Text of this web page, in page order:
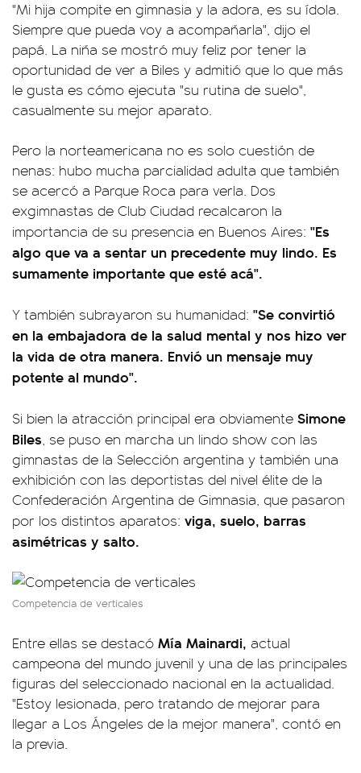
"Mi hija compite en gimnasia y la adora, es su ídola.
Siempre que pueda voy a acompañarla", dijo el
papá. La niña se mostró muy feliz por tener la
oportunidad de ver a Biles y admitió que lo que más
le gusta es cómo ejecuta "su rutina de suelo",
casualmente su mejor aparato.
Pero la norteamericana no es solo cuestión de
nenas: hubo mucha parcialidad adulta que también
se acercó a Parque Roca para verla. Dos
exgimnastas de Club Ciudad recalcaron la
importancia de su presencia en Buenos Aires: "Es
algo que va a sentar un precedente muy lindo. Es
sumamente importante que esté acá".
Y también subrayaron su humanidad: "Se convirtió
en la embajadora de la salud mental y nos hizo ver
la vida de otra manera. Envió un mensaje muy
potente al mundo".
Si bien la atracción principal era obviamente Simone
Biles, se puso en marcha un lindo show con las
gimnastas de la Selección argentina y también una
exhibición con las deportistas del nivel élite de la
Confederación Argentina de Gimnasia, que pasaron
por los distintos aparatos: viga, suelo, barras
asimétricas y salto.
Competencia de verticales
Entre ellas se destacó Mía Mainardi, actual
campeona del mundo juvenil y una de las principales
figuras del seleccionado nacional en la actualidad.
"Estoy lesionada, pero tratando de mejorar para
llegar a Los Ángeles de la mejor manera", contó en
la previa.